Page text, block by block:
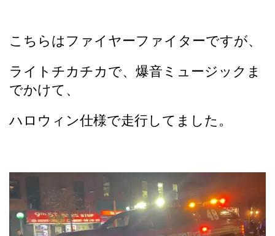
こちらはファイヤーファイターですが、
ライトチカチカで、爆音ミュージックま
でかけて、
ハロウィン仕様で走行してました。